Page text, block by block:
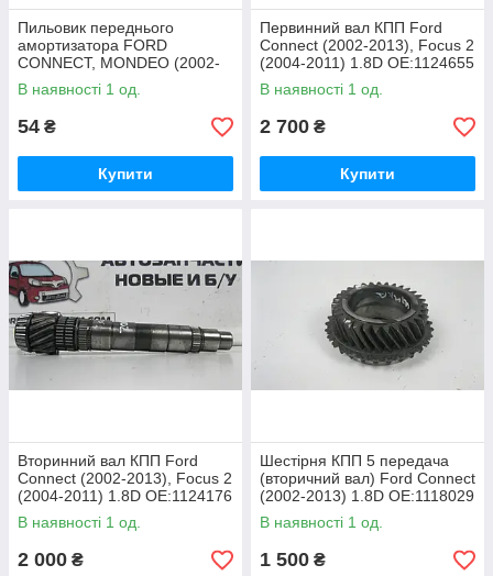
Пильовик переднього
амортизатора FORD
CONNECT, MONDEO (2002-
2013) ОЕ: XS71-3K036-AB,
XS713K036AB
В наявності 1 од.
54 ₴
Купити
Первинний вал КПП Ford
Connect (2002-2013), Focus 2
(2004-2011) 1.8D OE:1124655
В наявності 1 од.
2 700 ₴
Купити
Вторинний вал КПП Ford
Connect (2002-2013), Focus 2
(2004-2011) 1.8D OE:1124176
В наявності 1 од.
2 000 ₴
Шестірня КПП 5 передача
(вторичний вал) Ford Connect
(2002-2013) 1.8D OE:1118029
В наявності 1 од.
1 500 ₴